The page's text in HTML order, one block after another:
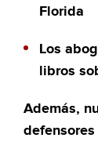
Florida
Los
libros
Además,